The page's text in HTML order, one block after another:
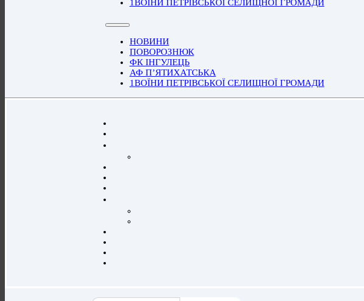
1ВОЇНИ ПЕТРІВСЬКОЇ СЕЛИЩНОЇ ГРОМАДИ
НОВИНИ
ПОВОРОЗНЮК
ФК ІНГУЛЕЦЬ
АФ П’ЯТИХАТСЬКА
1ВОЇНИ ПЕТРІВСЬКОЇ СЕЛИЩНОЇ ГРОМАДИ